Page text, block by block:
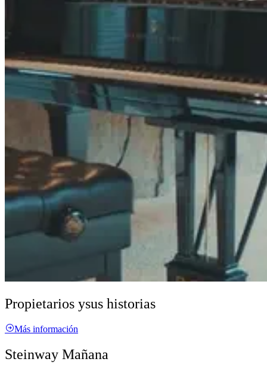
Propietarios ysus historias
Más información
Steinway Mañana